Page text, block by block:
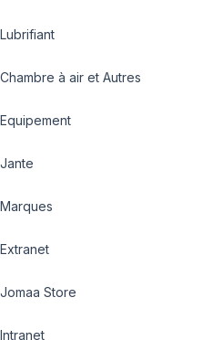
Lubrifiant
Chambre à air et Autres
Equipement
Jante
Marques
Extranet
Jomaa Store
Intranet